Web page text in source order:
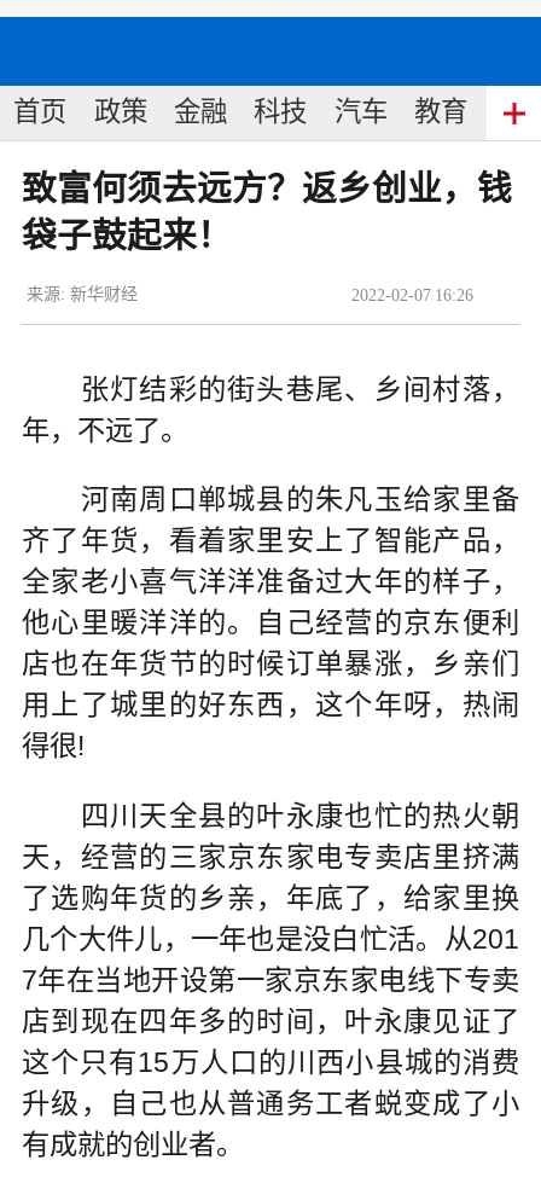
首页 政策 金融 科技 汽车 教育 食
致富何须去远方？返乡创业，钱
袋子鼓起来！
2022-02-07 16:26
来源: 新华财经
张灯结彩的街头巷尾、乡间村落，
年，不远了。
河南周口郸城县的朱凡玉给家里备
齐了年货，看着家里安上了智能产品，
全家老小喜气洋洋准备过大年的样子，
他心里暖洋洋的。自己经营的京东便利
店也在年货节的时候订单暴涨，乡亲们
用上了城里的好东西，这个年呀，热闹
得很!
四川天全县的叶永康也忙的热火朝
天，经营的三家京东家电专卖店里挤满
了选购年货的乡亲，年底了，给家里换
几个大件儿，一年也是没白忙活。从201
7年在当地开设第一家京东家电线下专卖
店到现在四年多的时间，叶永康见证了
这个只有15万人口的川西小县城的消费
升级，自己也从普通务工者蜕变成了小
有成就的创业者。